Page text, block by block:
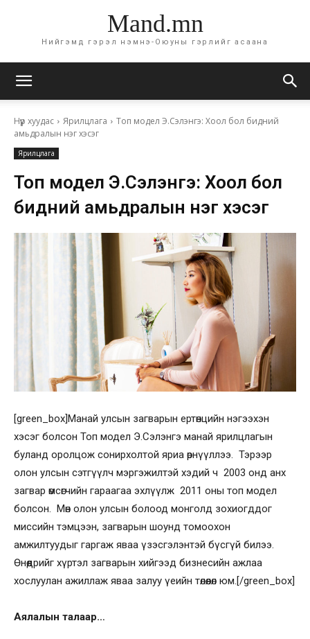
Mand.mn
Нийгэмд гэрэл нэмнэ-Оюуны гэрлийг асаана
Нүүр хуудас Ярилцлага
Топ модел Э.Сэлэнгэ: Хоол бол бидний
амьдралын нэг хэсэг
Ярилцлага
Топ модел Э.Сэлэнгэ: Хоол бол
бидний амьдралын нэг хэсэг
[green_box]Манай улсын загварын ертөнцийн нэгээхэн
хэсэг болсон Топ модел Э.Сэлэнгэ манай ярилцлагын
буланд оролцож сонирхолтой яриа өрнүүллээ. Тэрээр
олон улсын сэтгүүлч мэргэжилтэй хэдий ч 2003 онд анх
загвар өмсөгчийн гараагаа эхлүүлж 2011 оны топ модел
болсон. Мөн олон улсын болоод монголд зохиогддог
миссийн тэмцээн, загварын шоунд томоохон
амжилтуудыг гаргаж яваа үзэсгэлэнтэй бүсгүй билээ.
Өнөөдрийг хүртэл загварын хийгээд бизнесийн ажлаа
хослуулан ажиллаж яваа залуу үеийн төлөөлөл юм.[/green_box]
Аялалын талаар…